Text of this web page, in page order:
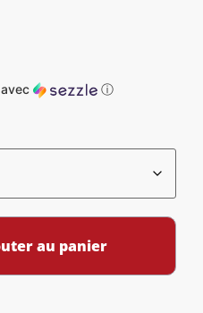
avec ⓘ
au panier